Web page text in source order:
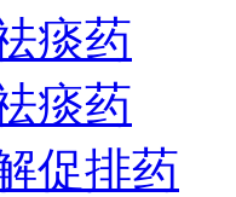
痰药
痰药
促排药